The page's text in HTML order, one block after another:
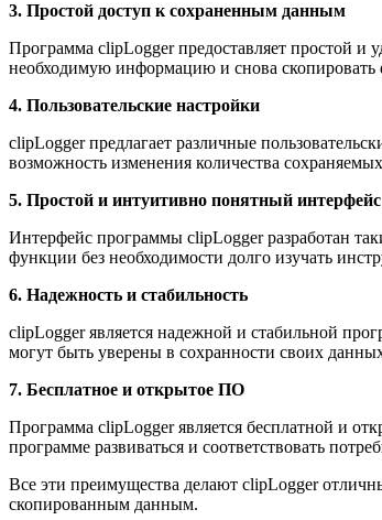
3. Простой доступ к сохраненным данным
Программа clipLogger предоставляет простой и
необходимую информацию и снова скопировать
4. Пользовательские настройки
clipLogger предлагает различные
возможность изменения количества
5. Простой и интуитивно понятный интерфейс
Интерфейс программы clipLogger разработан
функции без необходимости долго изучать
6. Надежность и стабильность
clipLogger является надежной и стабильной
могут быть уверены в сохранности своих
7. Бесплатное и открытое ПО
Программа clipLogger является бесплатной и
программе развиваться и соответствовать
Все эти преимущества делают clipLogger
скопированным данным.